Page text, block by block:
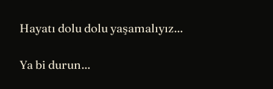
Hayatı dolu dolu yaşamalıyız…
Ya bi durun…